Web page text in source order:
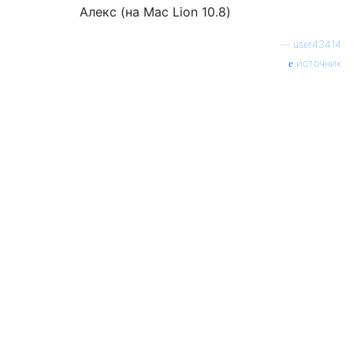
Алекс (на Mac Lion 10.8)
user43414
источник